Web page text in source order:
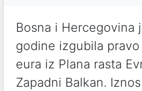
Bosna i Hercegovina
godine izgubila
eura iz Plana rasta
Zapadni Balkan.